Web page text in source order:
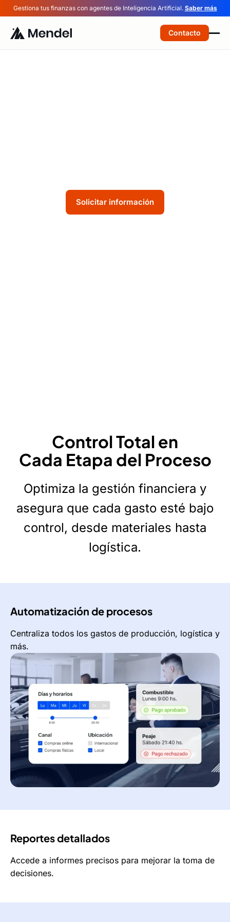
Gestiona tus finanzas con agentes de Inteligencia Artificial. Saber más
Contacto
Solicitar información
Control Total en
Cada Etapa del Proceso
Optimiza la gestión financiera y
asegura que cada gasto esté bajo
control, desde materiales hasta
logística.
Automatización de procesos
Centraliza todos los gastos de producción, logística y
más.
Reportes detallados
Accede a informes precisos para mejorar la toma de
decisiones.